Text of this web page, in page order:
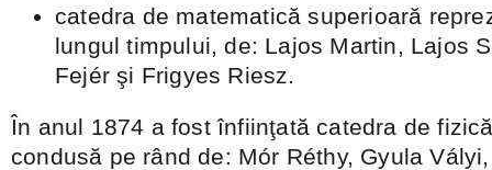
catedra de matematică superioară
lungul timpului, de: Lajos Martin, Lajos
Fejér şi Frigyes Riesz.
În anul 1874 a fost înfiinţată catedra de
condusă pe rând de: Mór Réthy, Gyula